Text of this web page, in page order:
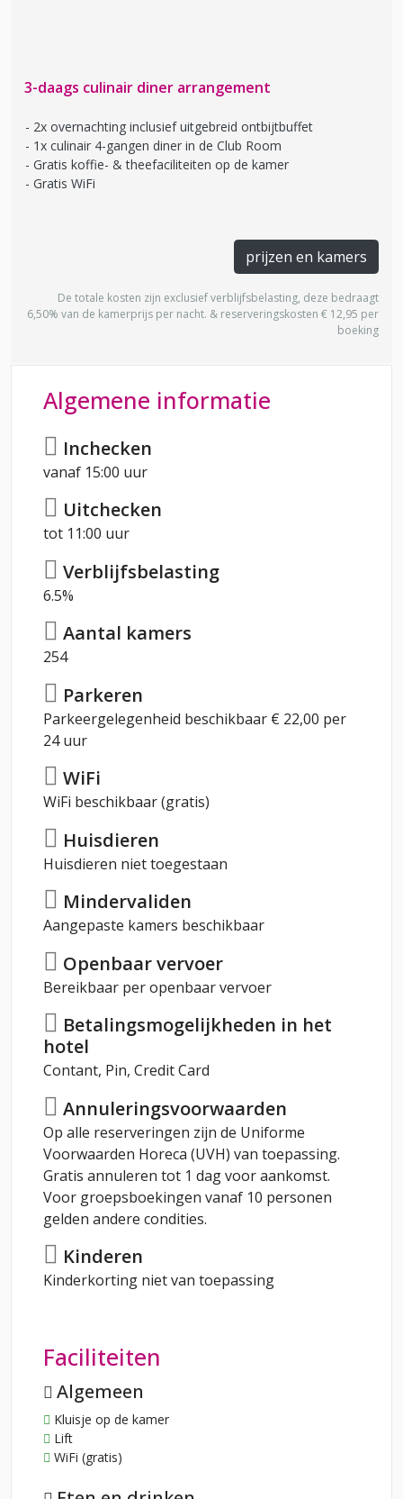
3-daags culinair diner arrangement
2x overnachting inclusief uitgebreid ontbijtbuffet
1x culinair 4-gangen diner in de Club Room
Gratis koffie- & theefaciliteiten op de kamer
Gratis WiFi
prijzen en kamers
De totale kosten zijn exclusief verblijfsbelasting, deze bedraagt
6,50% van de kamerprijs per nacht. & reserveringskosten € 12,95 per
boeking
Algemene informatie
Inchecken
vanaf 15:00 uur
Uitchecken
tot 11:00 uur
Verblijfsbelasting
6.5%
Aantal kamers
254
Parkeren
Parkeergelegenheid beschikbaar € 22,00 per
24 uur
WiFi
WiFi beschikbaar (gratis)
Huisdieren
Huisdieren niet toegestaan
Mindervaliden
Aangepaste kamers beschikbaar
Openbaar vervoer
Bereikbaar per openbaar vervoer
Betalingsmogelijkheden in het
hotel
Contant, Pin, Credit Card
Annuleringsvoorwaarden
Op alle reserveringen zijn de Uniforme
Voorwaarden Horeca (UVH) van toepassing.
Gratis annuleren tot 1 dag voor aankomst.
Voor groepsboekingen vanaf 10 personen
gelden andere condities.
Kinderen
Kinderkorting niet van toepassing
Faciliteiten
Algemeen
Kluisje op de kamer
Lift
WiFi (gratis)